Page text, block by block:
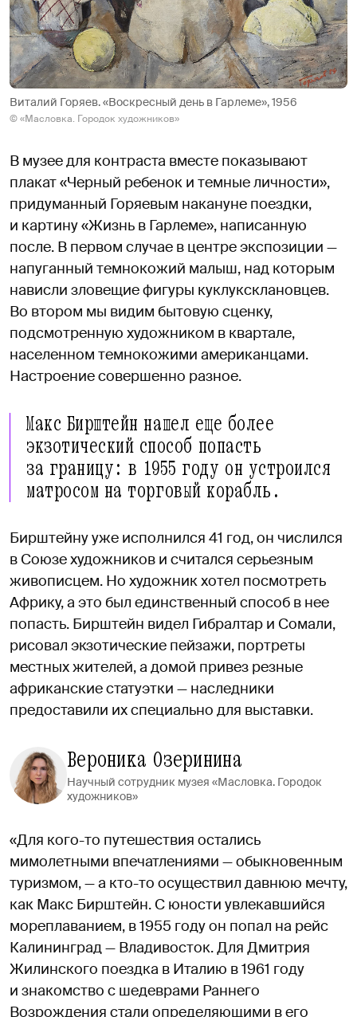
Виталий Горяев. «Воскресный день в Гарлеме», 1956
© «Масловка. Городок художников»
В музее для контраста вместе показывают
плакат «Черный ребенок и темные личности»,
придуманный Горяевым накануне поездки,
и картину «Жизнь в Гарлеме», написанную
после. В первом случае в центре экспозиции —
напуганный темнокожий малыш, над которым
нависли зловещие фигуры куклуксклановцев.
Во втором мы видим бытовую сценку,
подсмотренную художником в квартале,
населенном темнокожими американцами.
Настроение совершенно разное.
Макс Бирштейн нашел еще более
экзотический способ попасть
за границу: в 1955 году он устроился
матросом на торговый корабль.
Бирштейну уже исполнился 41 год, он числился
в Союзе художников и считался серьезным
живописцем. Но художник хотел посмотреть
Африку, а это был единственный способ в нее
попасть. Бирштейн видел Гибралтар и Сомали,
рисовал экзотические пейзажи, портреты
местных жителей, а домой привез резные
африканские статуэтки — наследники
предоставили их специально для выставки.
Вероника Озеринина
Научный сотрудник музея «Масловка. Городок
художников»
«Для кого-то путешествия остались
мимолетными впечатлениями — обыкновенным
туризмом, — а кто-то осуществил давнюю мечту,
как Макс Бирштейн. С юности увлекавшийся
мореплаванием, в 1955 году он попал на рейс
Калининград — Владивосток. Для Дмитрия
Жилинского поездка в Италию в 1961 году
и знакомство с шедеврами Раннего
Возрождения стали определяющими в его